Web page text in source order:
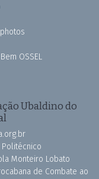
OSSEL
Ubaldino do
Monteiro Lobato
de Combate ao